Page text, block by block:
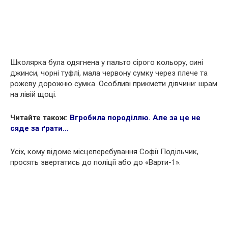
Школярка була одягнена у пальто сірого кольору, сині
джинси, чорні туфлі, мала червону сумку через плече та
рожеву дорожню сумка. Особливі прикмети дівчини: шрам
на лівій щоці.
Читайте також: Вгробила породіллю. Але за це не
сяде за ґрати…
Усіх, кому відоме місцеперебування Софії Подільчик,
просять звертатись до поліції або до «Варти-1».